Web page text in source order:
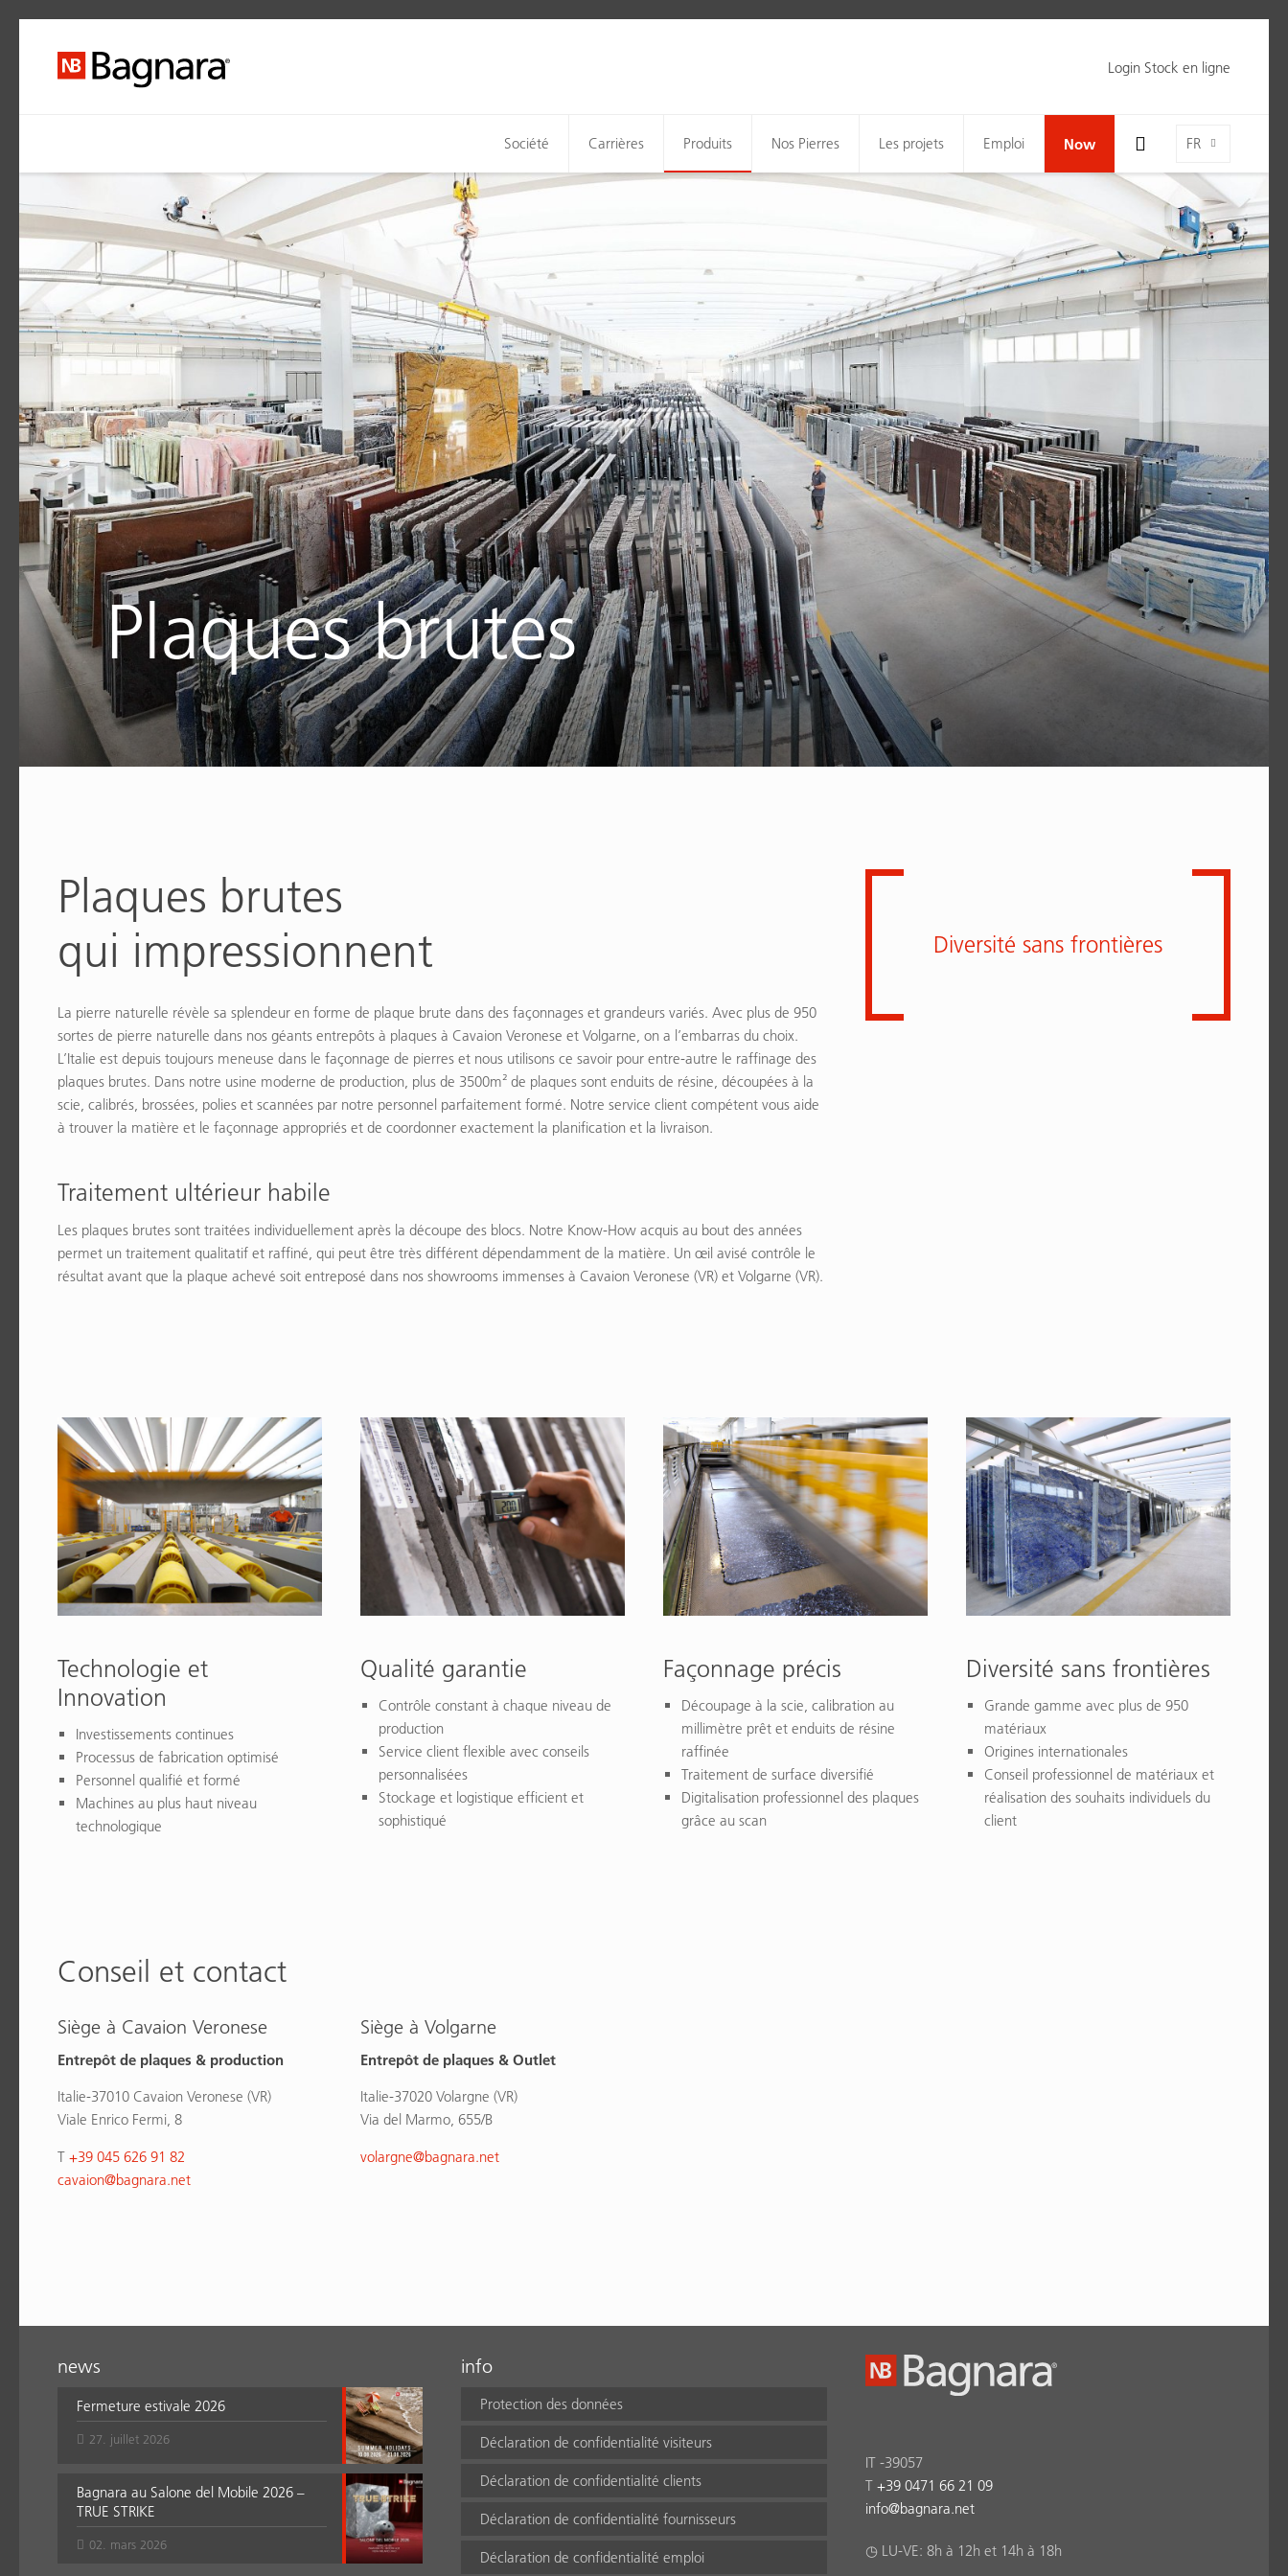
Login Stock en ligne
FR
Toggle Search Bar Visibility For Wide Screens
Société
Carrières Produits Nos Pierres Les projets Emploi Now
Plaques brutes
Plaques brutes
qui impressionnent
La pierre naturelle révèle sa splendeur en forme de plaque brute dans des façonnages et grandeurs variés. Avec plus de 950
sortes de pierre naturelle dans nos géants entrepôts à plaques à Cavaion Veronese et Volgarne, on a l’embarras du choix.
L’Italie est depuis toujours meneuse dans le façonnage de pierres et nous utilisons ce savoir pour entre-autre le raffinage des
plaques brutes. Dans notre usine moderne de production, plus de 3500m² de plaques sont enduits de résine, découpées à la
scie, calibrés, brossées, polies et scannées par notre personnel parfaitement formé. Notre service client compétent vous aide
à trouver la matière et le façonnage appropriés et de coordonner exactement la planification et la livraison.
Traitement ultérieur habile
Les plaques brutes sont traitées individuellement après la découpe des blocs. Notre Know-How acquis au bout des années
permet un traitement qualitatif et raffiné, qui peut être très différent dépendamment de la matière. Un œil avisé contrôle le
résultat avant que la plaque achevé soit entreposé dans nos showrooms immenses à Cavaion Veronese (VR) et Volgarne (VR).
Diversité sans frontières
Technologie et
Innovation
Investissements continues
Processus de fabrication optimisé
Personnel qualifié et formé
Machines au plus haut niveau
technologique
Qualité garantie
Contrôle constant à chaque niveau de
production
Service client flexible avec conseils
personnalisées
Stockage et logistique efficient et
sophistiqué
Façonnage précis
Découpage à la scie, calibration au
millimètre prêt et enduits de résine
raffinée
Traitement de surface diversifié
Digitalisation professionnel des plaques
grâce au scan
Diversité sans frontières
Grande gamme avec plus de 950
matériaux
Origines internationales
Conseil professionnel de matériaux et
réalisation des souhaits individuels du
client
Conseil et contact
Siège à Cavaion Veronese
Entrepôt de plaques & production
Italie-37010 Cavaion Veronese (VR)
Viale Enrico Fermi, 8
T +39 045 626 91 82
cavaion@bagnara.net
Siège à Volgarne
Entrepôt de plaques & Outlet
Italie-37020 Volargne (VR)
Via del Marmo, 655/B
volargne@bagnara.net
news
Fermeture estivale 2026
27. juillet 2026
Bagnara au Salone del Mobile 2026 –
TRUE STRIKE
02. mars 2026
info
Protection des données
Déclaration de confidentialité visiteurs
Déclaration de confidentialité clients
Déclaration de confidentialité fournisseurs
Déclaration de confidentialité emploi
IT -39057
T +39 0471 66 21 09
info@bagnara.net
◷ LU-VE: 8h à 12h et 14h à 18h